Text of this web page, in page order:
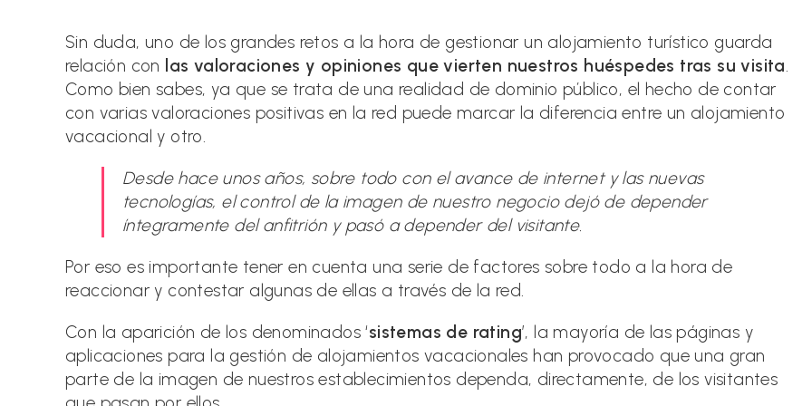
Sin duda, uno de los grandes retos a la hora de gestionar un alojamiento turístico guarda
relación con las valoraciones y opiniones que vierten nuestros huéspedes tras su visita.
Como bien sabes, ya que se trata de una realidad de dominio público, el hecho de contar
con varias valoraciones positivas en la red puede marcar la diferencia entre un alojamiento
vacacional y otro.
Desde hace unos años, sobre todo con el avance de internet y las nuevas
tecnologías, el control de la imagen de nuestro negocio dejó de depender
íntegramente del anfitrión y pasó a depender del visitante.
Por eso es importante tener en cuenta una serie de factores sobre todo a la hora de
reaccionar y contestar algunas de ellas a través de la red.
Con la aparición de los denominados ‘sistemas de rating’, la mayoría de las páginas y
aplicaciones para la gestión de alojamientos vacacionales han provocado que una gran
parte de la imagen de nuestros establecimientos dependa, directamente, de los visitantes